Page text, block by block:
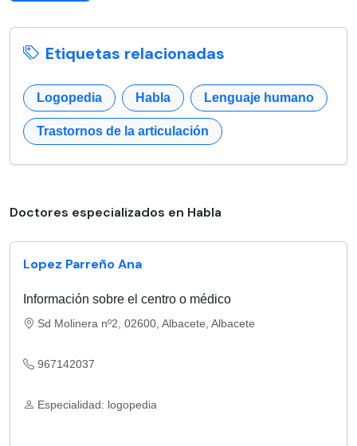
Etiquetas relacionadas
Logopedia Habla Lenguaje humano
Trastornos de la articulación
Doctores especializados en Habla
Lopez Parreño Ana
Información sobre el centro o médico
Sd Molinera nº2, 02600, Albacete, Albacete
967142037
Especialidad: logopedia